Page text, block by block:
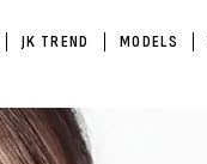
JK TREND MODELS